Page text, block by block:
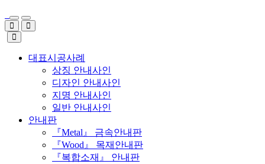
대표시공사례
상징 안내사인
디자인 안내사인
지명 안내사인
일반 안내사인
안내판
『Metal』 금속안내판
『Wood』 목재안내판
『복합소재』 안내판